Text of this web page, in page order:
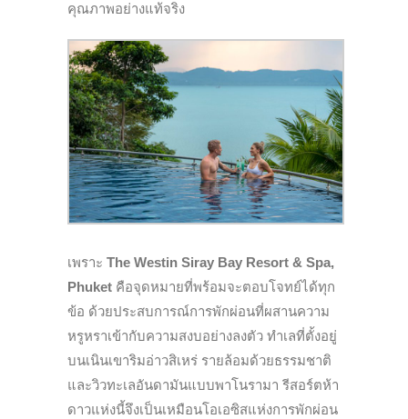
คุณภาพอย่างแท้จริง
เพราะ The Westin Siray Bay Resort & Spa,
Phuket คือจุดหมายที่พร้อมจะตอบโจทย์ได้ทุก
ข้อ ด้วยประสบการณ์การพักผ่อนที่ผสานความ
หรูหราเข้ากับความสงบอย่างลงตัว ทำเลที่ตั้งอยู่
บนเนินเขาริมอ่าวสิเหร่ รายล้อมด้วยธรรมชาติ
และวิวทะเลอันดามันแบบพาโนรามา รีสอร์ตห้า
ดาวแห่งนี้จึงเป็นเหมือนโอเอซิสแห่งการพักผ่อน